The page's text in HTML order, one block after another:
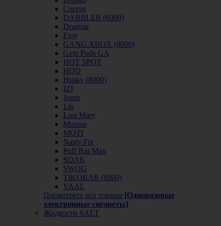
Corvus
DABBLER (6000)
Dragbar
Ejoy
GANG XBOX (8000)
Gem Pods GA
HOT SPOT
HQD
Husky (8000)
IZI
Jomo
Lio
Lost Mary
Mosmo
MOTI
Nasty Fix
Puff Bar Max
SOAK
SWOG
TIKOBAR (8000)
VAAL
Посмотреть все товары [Одноразовые
электронные сигареты]
Жидкости SALT